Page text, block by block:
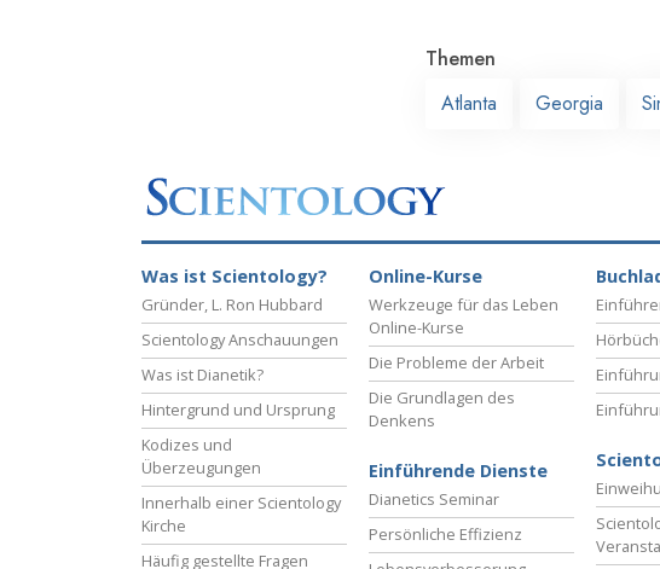
Themen
Atlanta
Georgia
Was ist Scientology?
Gründer, L. Ron Hubbard
Scientology Anschauungen
Was ist Dianetik?
Hintergrund und Ursprung
Kodizes und
Überzeugungen
Innerhalb einer Scientology
Kirche
Häufig gestellte Fragen
Online-Kurse
Werkzeuge für das Leben
Online-Kurse
Die Probleme der Arbeit
Die Grundlagen des
Denkens
Einführende Dienste
Dianetics Seminar
Persönliche Effizienz